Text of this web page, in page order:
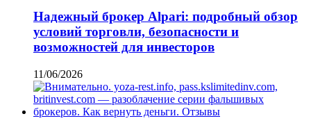
Надежный брокер Alpari: подробный обзор
условий торговли, безопасности и
возможностей для инвесторов
11/06/2026